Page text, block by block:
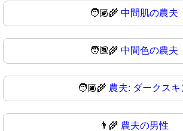
🧑🏽‍🌾 中間肌の農夫
🧑🏾‍🌾 中間色の農夫
🧑🏿‍🌾 農夫: ダークスキ
👨‍🌾 農夫の男性